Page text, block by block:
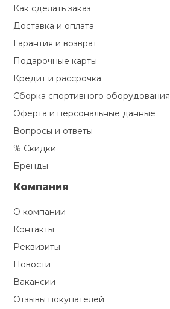
Как сделать заказ
Доставка и оплата
Гарантия и возврат
Подарочные карты
Кредит и рассрочка
Сборка спортивного оборудования
Оферта и персональные данные
Вопросы и ответы
% Скидки
Бренды
Компания
О компании
Контакты
Реквизиты
Новости
Вакансии
Отзывы покупателей